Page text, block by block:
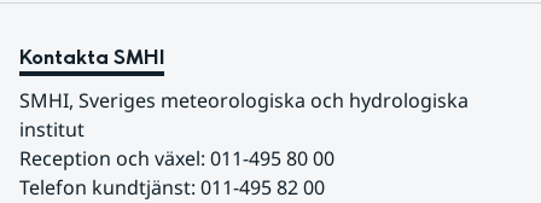
Kontakta SMHI
SMHI, Sveriges meteorologiska och hydrologiska
institut
Reception och växel: 011-495 80 00
Telefon kundtjänst: 011-495 82 00